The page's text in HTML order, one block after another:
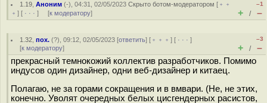
1.19 ,Аноним (-), 04:31, 02/05/2023Скрыто ботом-модератором [ ﹢﹢
﹢ ] [ · · · ] [к модератору]
–1
+ / –
1.32 ,пох. (?), 09:12, 02/05/2023 [ответить] [ ﹢﹢﹢] [ · · ·]
[к модератору]
–3
+ / –
прекрасный темнокожий коллектив разработчиков. Помимо
индусов один дизайнер, одни веб-дизайнер и китаец.
Полагаю, не за горами сокращения и в вмвари. (Не, не этих,
конечно. Уволят очередных белых цисгендерных расистов,